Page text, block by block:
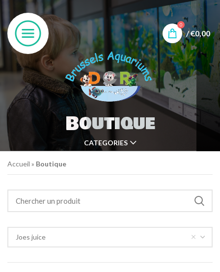
0
/€0,00
Boutique
CATEGORIES
Accueil » Boutique
Joes juice